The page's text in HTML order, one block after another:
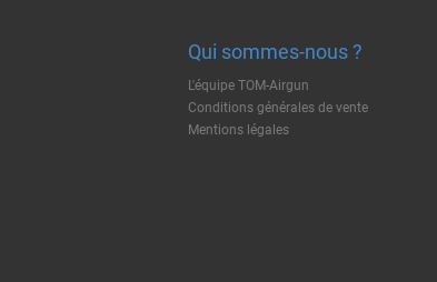
Qui sommes-nous ?
L'équipe TOM-Airgun
Conditions générales de vente
Mentions légales